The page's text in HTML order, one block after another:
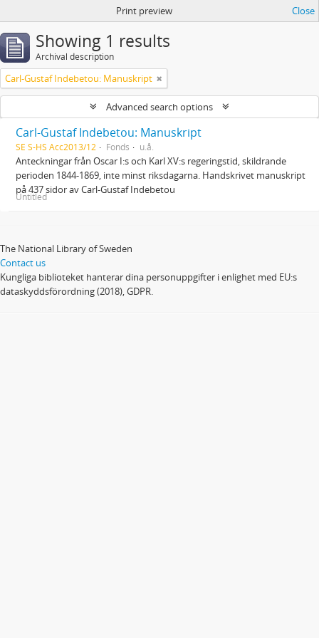
Print preview Close
Showing 1 results
Archival description
Carl-Gustaf Indebetou: Manuskript
Advanced search options
Carl-Gustaf Indebetou: Manuskript
SE S-HS Acc2013/12 Fonds u.å.
Anteckningar från Oscar I:s och Karl XV:s regeringstid, skildrande
perioden 1844-1869, inte minst riksdagarna. Handskrivet manuskript
på 437 sidor av Carl-Gustaf Indebetou
Untitled
The National Library of Sweden
Contact us
Kungliga biblioteket hanterar dina personuppgifter i enlighet med EU:s
dataskyddsförordning (2018), GDPR.